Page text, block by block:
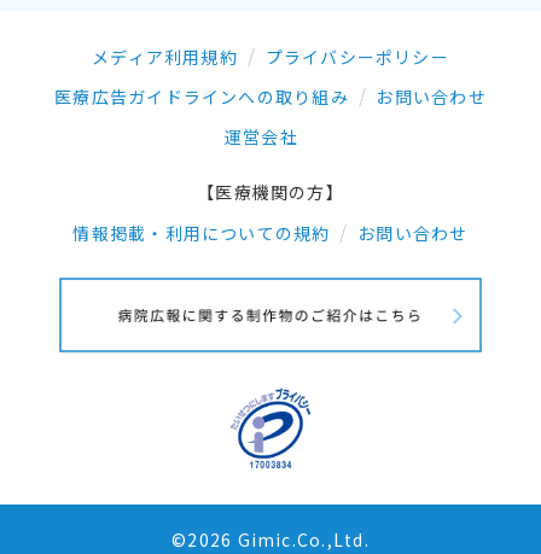
メディア利用規約
プライバシーポリシー
医療広告ガイドラインへの取り組み
お問い合わせ
運営会社
【医療機関の方】
情報掲載・利用についての規約
お問い合わせ
©2026 Gimic.Co.,Ltd.